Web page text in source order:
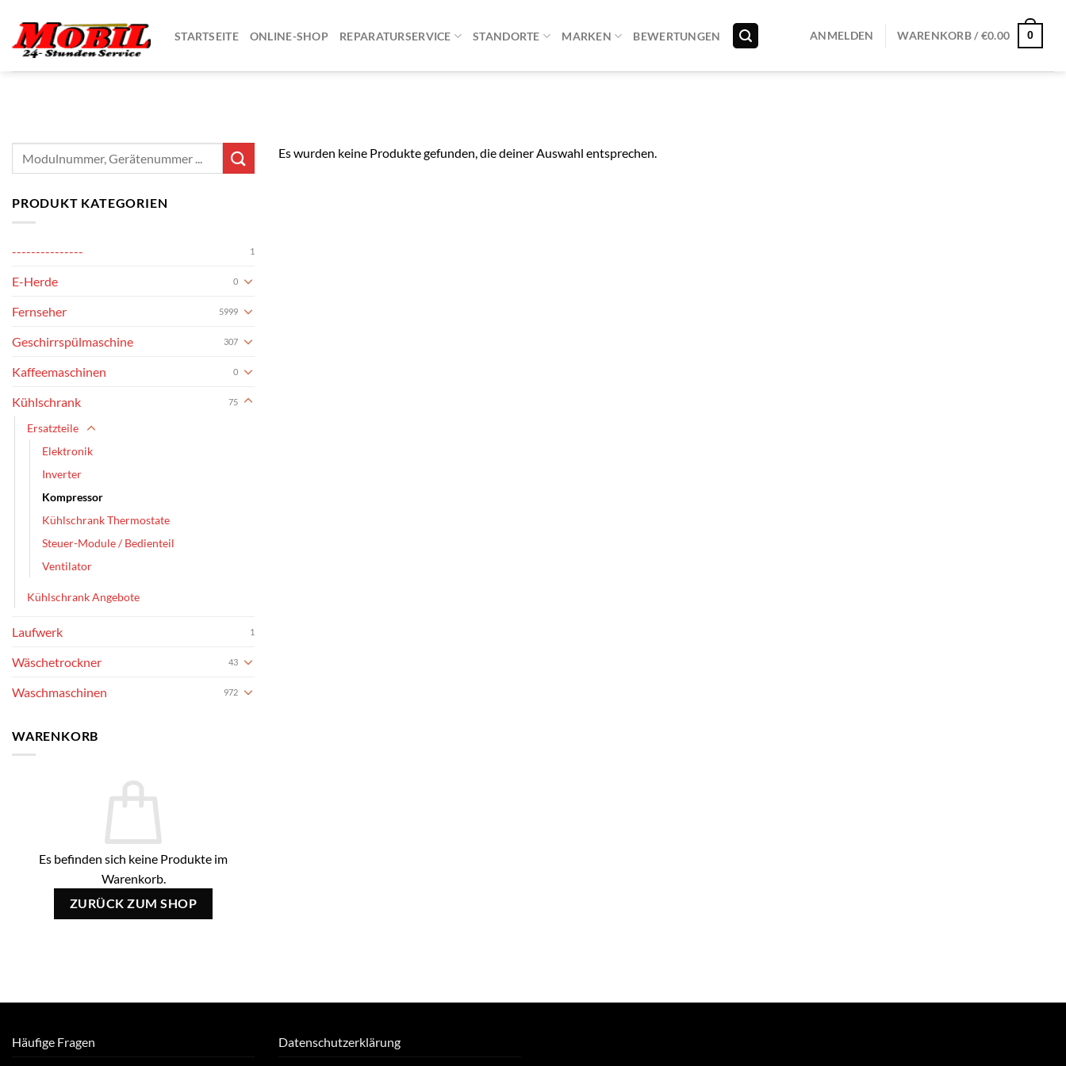
Inhalt
springen
STARTSEITE ONLINE-SHOP REPARATURSERVICE STANDORTE MARKEN BEWERTUNGEN ANMELDEN WARENKORB /€0.00 0
PRODUKT KATEGORIEN
--------------- 1
E-Herde 0
Fernseher 5999
Geschirrspülmaschine 307
Kaffeemaschinen 0
Kühlschrank 75
Ersatzteile
Elektronik
Inverter
Kompressor
Kühlschrank Thermostate
Steuer-Module / Bedienteil
Ventilator
Kühlschrank Angebote
Laufwerk 1
Wäschetrockner 43
Waschmaschinen 972
WARENKORB
Es befinden sich keine Produkte im
Warenkorb.
ZURÜCK ZUM SHOP
Es wurden keine Produkte gefunden, die deiner Auswahl entsprechen.
Häufige Fragen
Datenschutzerklärung